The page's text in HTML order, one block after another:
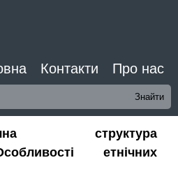
Контакти Про нас
структура
етнічних